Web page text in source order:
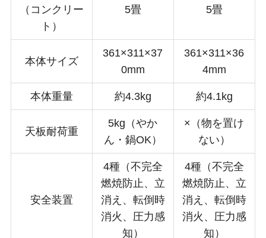
（コンクリー
ト）
5畳 5畳
本体サイズ
361×311×37
0mm
361×311×36
4mm
本体重量 約4.3kg 約4.1kg
天板耐荷重
5kg（やか
ん・鍋OK）
×（物を置け
ない）
安全装置
4種（不完全
燃焼防止、立
消え、転倒時
消火、圧力感
知）
4種（不完全
燃焼防止、立
消え、転倒時
消火、圧力感
知）